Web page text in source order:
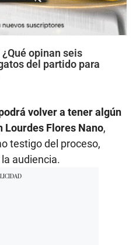
opinan seis
del partido para
volver a tener algún
Lourdes Flores Nano,
testigo del proceso,
audiencia.